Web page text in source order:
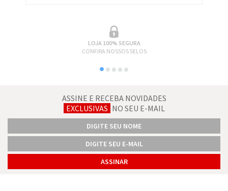
LOJA 100% SEGURA
CONFIRA NOSSOS SELOS
ASSINE E RECEBA NOVIDADES
EXCLUSIVAS NO SEU E-MAIL